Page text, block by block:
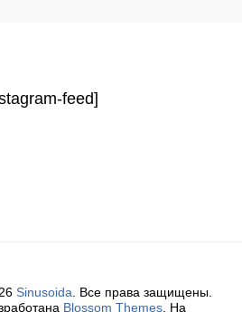
feed]
Sinusoida. Все права защищены.
Blossom Themes. На